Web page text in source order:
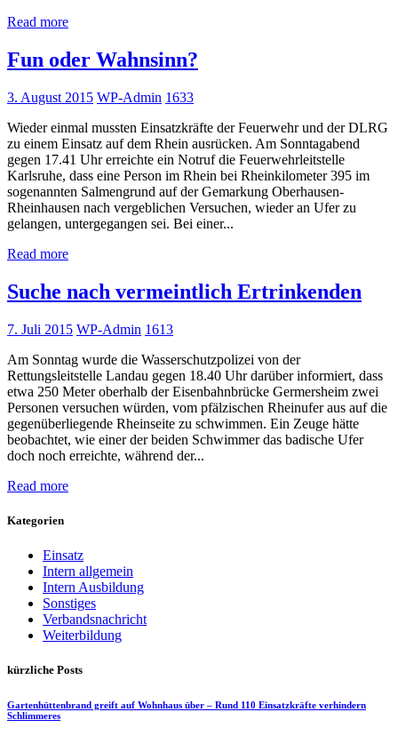
Read more
Fun oder Wahnsinn?
3. August 2015 WP-Admin 1633
Wieder einmal mussten Einsatzkräfte der Feuerwehr und der DLRG
zu einem Einsatz auf dem Rhein ausrücken. Am Sonntagabend
gegen 17.41 Uhr erreichte ein Notruf die Feuerwehrleitstelle
Karlsruhe, dass eine Person im Rhein bei Rheinkilometer 395 im
sogenannten Salmengrund auf der Gemarkung Oberhausen-
Rheinhausen nach vergeblichen Versuchen, wieder an Ufer zu
gelangen, untergegangen sei. Bei einer...
Read more
Suche nach vermeintlich Ertrinkenden
7. Juli 2015 WP-Admin 1613
Am Sonntag wurde die Wasserschutzpolizei von der
Rettungsleitstelle Landau gegen 18.40 Uhr darüber informiert, dass
etwa 250 Meter oberhalb der Eisenbahnbrücke Germersheim zwei
Personen versuchen würden, vom pfälzischen Rheinufer aus auf die
gegenüberliegende Rheinseite zu schwimmen. Ein Zeuge hätte
beobachtet, wie einer der beiden Schwimmer das badische Ufer
doch noch erreichte, während der...
Read more
Kategorien
Einsatz
Intern allgemein
Intern Ausbildung
Sonstiges
Verbandsnachricht
Weiterbildung
kürzliche Posts
Gartenhüttenbrand greift auf Wohnhaus über – Rund 110 Einsatzkräfte verhindern
Schlimmeres